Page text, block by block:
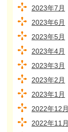
2023年7月
2023年6月
2023年5月
2023年4月
2023年3月
2023年2月
2023年1月
2022年12月
2022年11月